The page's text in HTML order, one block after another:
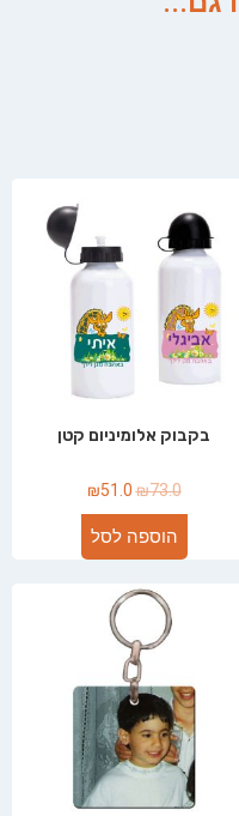
בקבוק אלומיניום קטן
₪73.0
₪51.0
הוספה לסל